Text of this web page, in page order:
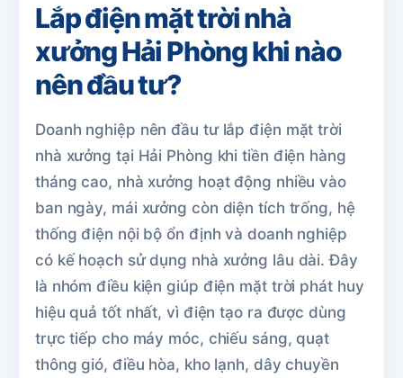
Lắp điện mặt trời nhà
xưởng Hải Phòng khi nào
nên đầu tư?
Doanh nghiệp nên đầu tư lắp điện mặt trời
nhà xưởng tại Hải Phòng khi tiền điện hàng
tháng cao, nhà xưởng hoạt động nhiều vào
ban ngày, mái xưởng còn diện tích trống, hệ
thống điện nội bộ ổn định và doanh nghiệp
có kế hoạch sử dụng nhà xưởng lâu dài. Đây
là nhóm điều kiện giúp điện mặt trời phát huy
hiệu quả tốt nhất, vì điện tạo ra được dùng
trực tiếp cho máy móc, chiếu sáng, quạt
thông gió, điều hòa, kho lạnh, dây chuyền